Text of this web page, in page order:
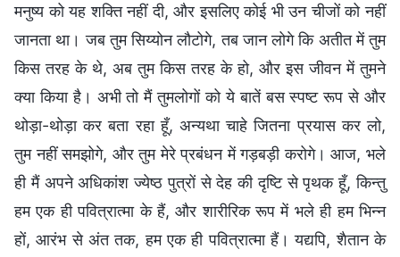
मनुष्य को यह शक्ति नहीं दी, और इसलिए कोई भी उन चीजों को नहीं
जानता था। जब तुम सिय्योन लौटोगे, तब जान लोगे कि अतीत में तुम
किस तरह के थे, अब तुम किस तरह के हो, और इस जीवन में तुमने
क्या किया है। अभी तो मैं तुमलोगों को ये बातें बस स्पष्ट रूप से और
थोड़ा-थोड़ा कर बता रहा हूँ, अन्यथा चाहे जितना प्रयास कर लो,
तुम नहीं समझोगे, और तुम मेरे प्रबंधन में गड़बड़ी करोगे। आज, भले
ही मैं अपने अधिकांश ज्येष्ठ पुत्रों से देह की दृष्टि से पृथक हूँ, किन्तु
हम एक ही पवित्रात्मा के हैं, और शारीरिक रूप में भले ही हम भिन्न
हों, आरंभ से अंत तक, हम एक ही पवित्रात्मा हैं। यद्यपि, शैतान के